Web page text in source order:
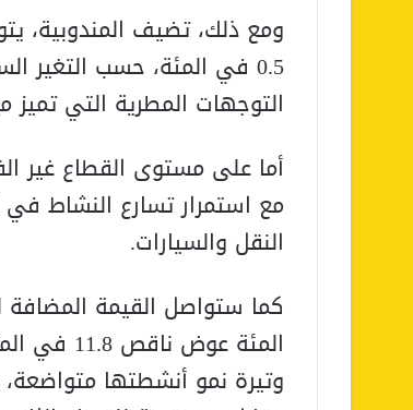
ومع ذلك، تضيف المندوبية،
0.5 في المئة، حسب التغير
التوجهات المطرية التي تميز
مع استمرار تسارع النشاط في
النقل والسيارات.
المئة